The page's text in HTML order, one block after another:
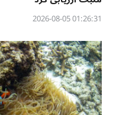
01:26:31 2026-08-05